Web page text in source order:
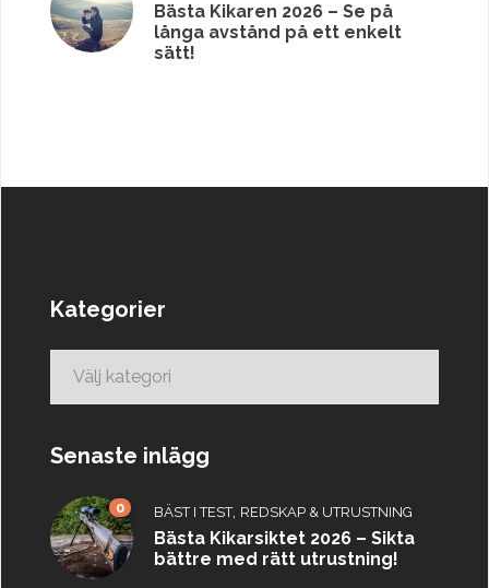
Bästa Kikaren 2026 – Se på
långa avstånd på ett enkelt
sätt!
Kategorier
Senaste inlägg
0 BÄST I TEST, REDSKAP & UTRUSTNING
Bästa Kikarsiktet 2026 – Sikta
bättre med rätt utrustning!